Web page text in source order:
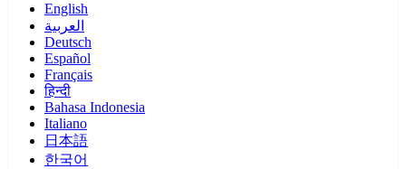
English
العربية
Deutsch
Español
Français
हिन्दी
Bahasa Indonesia
Italiano
日本語
한국어